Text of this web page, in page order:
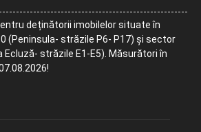
deținătorii imobilelor situate în
(Peninsula- străzile P6- P17) și sector
Ecluză- străzile E1-E5). Măsurători în